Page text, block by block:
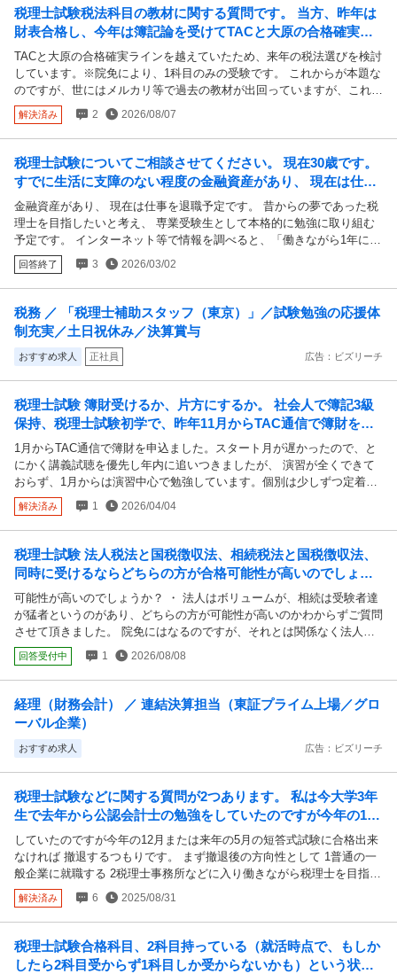
ってその日中に提出したほうがいいですよね… 不安で仕方ないです
〈追記〉 とても恥ずかしい話なのですが、操作マニュアルを飛ばし読
みしていたため、わたしが入力した時には出なかった入力欄があったこ
とが判明しました。この場合、連絡したほうがいいですよね
税理士試験税法科目の教材に関する質問です。 当方、昨年は
財表合格し、今年は簿記論を受けてTACと大原の合格確実ラ
インを越えていたため、来年の税法選びを検討...
TACと大原の合格確実ラインを越えていたため、来年の税法選びを検討
しています。※院免により、1科目のみの受験です。 これからが本題な
のですが、世にはメルカリ等で過去の教材が出回っていますが、これら
は税法科目について改正や傾向を考慮すると使用（参考程度でも）は控
えた方がよろしいでしょうか。 税法科目によっても多少異なるでしょ
うか。
解決済み 2 2026/08/07
税理士試験についてご相談させてください。 現在30歳です。
すでに生活に支障のない程度の金融資産があり、 現在は仕事
を退職予定です。 昔からの夢であっ...
金融資産があり、 現在は仕事を退職予定です。 昔からの夢であった税
理士を目指したいと考え、 専業受験生として本格的に勉強に取り組む
予定です。 インターネット等で情報を調べると、「働きながら1年に1
科目ずつ、5年程度かけて合格する」という前提の体験談やスケジュー
ルが多く見られます。しかし、専業で勉強に集中した場合でも同様に5
年程度かかるものなのか、それとも2年程度での合格も現実的なのか判
断がつかず、質問させていただきました。 【お伺いしたい点】 ① 専業
受験生として1日しっかり学習時間を確保できる場合、2年程度での合
格は現実的でしょうか。 ② その場合、科目選択（簿記論・財務諸表
論・法人税法・所得税法など）はどのような組み合わせ・順番が一般的
戸大学レベルです（会計・税務の実務経験はありません）。 実際に税
理士試験を受験された方、専業受験を経験された方のご意見をぜひ伺え
れば幸いです。 どうぞよろしくお願いいたします
回答終了 3 2026/03/02
税務 ／ 「税理士補助スタッフ（東京）」／試験勉強の応援体
制充実／土日祝休み／決算賞与
おすすめ求人 正社員 広告：ビズリーチ
税理士試験 簿財受けるか、片方にするか。 社会人で簿記3級
保持、税理士試験初学で、昨年11月からTAC通信で簿財を申
込ました。スタート月が遅かったので、と...
1月からTAC通信で簿財を申込ました。スタート月が遅かったので、と
にかく講義試聴を優先し年内に追いつきましたが、 演習が全くできて
おらず、1月からは演習中心で勉強しています。個別は少しずつ定着し
てきてますが、総合になると、なぜか問題量に圧倒され、歯が立ちませ
ん。 簿記論は、元々苦手意識があるのか、上級演習や講義はとりあえ
ずこなすくらいで基礎のテキストトレーニングを徹底しています。テス
トは提出出来ていません。 財表は、暗記が苦ではないので、上級講義
含めテストの提出もできています。（まだ半分位しか取れませんが。）
なんとなく体に入ってきてる感覚はあります。 そこで、まだ諦めずに
簿財同時受けるか、財表に絞るか、悩んでます。共倒れは避けたいで
す。 簿記論の計算が財表をカバーすると実感もしています。 本試験以
降は、法人➕簿記論がいいのかとも考えてます。 ちなみに勉強時間
は、11月90時間 12月95時間 1月130時間 2月120時間 3月130時間 平日
は3時間くらい土日は6から8時間くらいの勉強です。 社会人なので、プ
ライベートはほとんど捨ててます。たまに飲みとランニングするくらい
です。4月以降は、変わらない程度にもう少し勉強したいです。 税理士
試験はフルマラソンに例えられると聞きました。余談ですが、フルマラ
ソンを40回以上完走していて上位15%くらい。地道にコツコツ頑張り
ながら、戦略を立てるのが好きです。 今の私は、フルマラソン初心者
解決済み 1 2026/04/04
税理士試験 法人税法と国税徴収法、相続税法と国税徴収法、
同時に受けるならどちらの方が合格可能性が高いのでしょう
か？ ・ 法人はボリュームが、相続は受験者達...
可能性が高いのでしょうか？ ・ 法人はボリュームが、相続は受験者達
が猛者というのがあり、どちらの方が可能性が高いのかわからずご質問
させて頂きました。 院免にはなるのですが、それとは関係なく法人か
相続のどちらかは合格したいです。
回答受付中 1 2026/08/08
経理（財務会計） ／ 連結決算担当（東証プライム上場／グロ
ーバル企業）
おすすめ求人 広告：ビズリーチ
税理士試験などに関する質問が2つあります。 私は今大学3年
生で去年から公認会計士の勉強をしていたのですが今年の12
月または来年の5月の短答式試験に合格出来なければ 撤退す
るつもりです。
していたのですが今年の12月または来年の5月の短答式試験に合格出来
なければ 撤退するつもりです。 まず撤退後の方向性として 1普通の一
般企業に就職する 2税理士事務所などに入り働きながら税理士を目指す
の2つで迷っていますが 気持ちとしては就活を始める時期が3年生の夏
から始めている人よりも遅れてしまうことになるので一般企業に就職す
るよりも2の選択を取りたく思っています。 ここで1つ目の質問です2の
選択を取る場合 働きながら(＋大学四年の1年間) 簿財➕税法1科目を取
った後大学院免除というプランは現実的でしょうか? 働きながら税法を
解決済み 6 2025/08/31
税理士試験合格科目、2科目持っている（就活時点で、もしか
したら2科目受からず1科目しか受からないかも）という状態